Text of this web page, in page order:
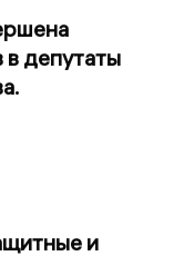
в депутаты
и